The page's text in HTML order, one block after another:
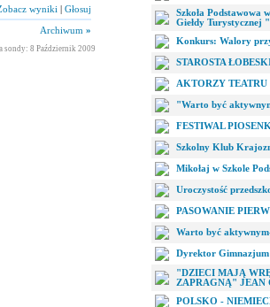
wyniki Głosuj
Archiwum »
sondy: 8 Październik 2009
Szkoła Podstawowa
Giełdy Turystycznej
Konkurs: Walory
STAROSTA
AKTORZY
"Warto być
FESTIWAL
Szkolny Klub
Mikołaj w Szkole
Uroczystość
PASOWANIE
Warto być
Dyrektor Gimnazjum
"DZIECI MAJĄ
ZAPRAGNĄ" JEAN
POLSKO -